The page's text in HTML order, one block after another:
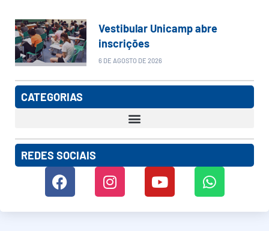
Vestibular Unicamp abre
inscrições
6 DE AGOSTO DE 2026
CATEGORIAS
REDES SOCIAIS